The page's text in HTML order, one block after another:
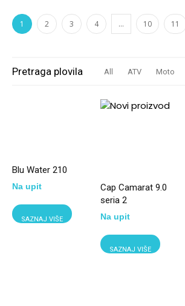
1 2 3 4 … 10 11
Pretraga plovila All ATV Moto
Blu Water 210
Na upit
SAZNAJ VIŠE
Cap Camarat 9.0
seria 2
Na upit
SAZNAJ VIŠE